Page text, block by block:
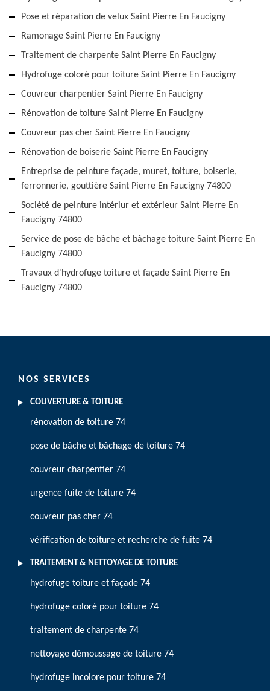
Pose et réparation de velux Saint Pierre En Faucigny
Ramonage Saint Pierre En Faucigny
Traitement de charpente Saint Pierre En Faucigny
Hydrofuge coloré pour toiture Saint Pierre En Faucigny
Couvreur charpentier Saint Pierre En Faucigny
Rénovation de toiture Saint Pierre En Faucigny
Couvreur pas cher Saint Pierre En Faucigny
Rénovation de boiserie Saint Pierre En Faucigny
Entreprise de peinture façade, muret, toiture, boiserie,
ferronnerie, gouttière Saint Pierre En Faucigny 74800
Société de peinture intériur et extérieur Saint Pierre En
Faucigny 74800
Service de pose de bâche et bâchage toiture Saint Pierre En
Faucigny 74800
Travaux d'hydrofuge toiture et façade Saint Pierre En
Faucigny 74800
NOS SERVICES
COUVERTURE & TOITURE
rénovation de toiture 74
pose de bâche et bâchage de toiture 74
couvreur charpentier 74
urgence fuite de toiture 74
couvreur pas cher 74
vérification de toiture et recherche de fuite 74
TRAITEMENT & NETTOYAGE DE TOITURE
hydrofuge toiture et façade 74
hydrofuge coloré pour toiture 74
traitement de charpente 74
nettoyage démoussage de toiture 74
hydrofuge incolore pour toiture 74